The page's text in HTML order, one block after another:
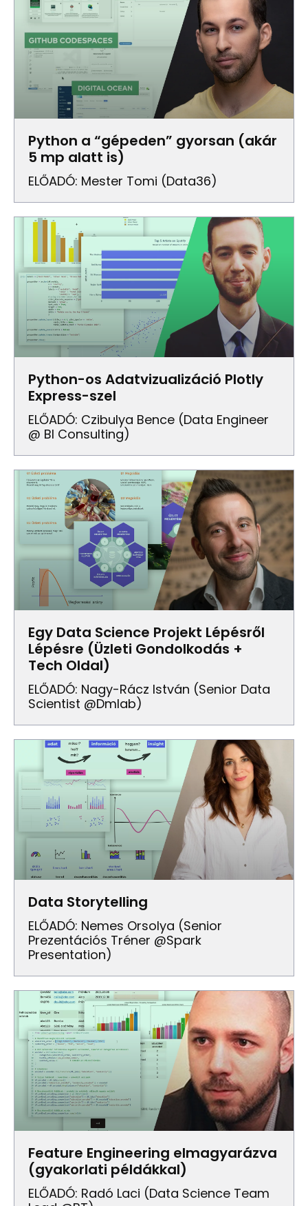
Python a “gépeden” gyorsan (akár
5 mp alatt is)
ELŐADÓ: Mester Tomi (Data36)
Python-os Adatvizualizáció Plotly
Express-szel
ELŐADÓ: Czibulya Bence (Data Engineer
@ BI Consulting)
Egy Data Science Projekt Lépésről
Lépésre (Üzleti Gondolkodás +
Tech Oldal)
ELŐADÓ: Nagy-Rácz István (senior Data
Scientist @dmlab)
Data Storytelling
ELŐADÓ: Nemes Orsolya (Senior
Prezentációs Tréner @Spark
Presentation)
Feature Engineering elmagyarázva
(gyakorlati példákkal)
ELŐADÓ: Radó Laci (data Science Team